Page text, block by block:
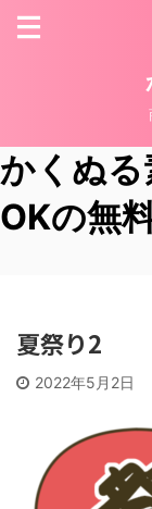
かくぬる
OKの無
夏祭り2
2022年5月2日